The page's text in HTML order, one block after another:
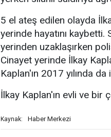
5 el ateş edilen olayda
yerinde hayatını kaybetti.
yerinden uzaklaşırken
Cinayet yerinde İlkay
Kaplan'ın 2017 yılında
İlkay Kaplan'ın evli ve bir
Kaynak: Haber Merkezi